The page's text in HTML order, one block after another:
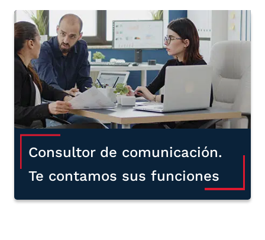
Consultor de comunicación.
Te contamos sus funciones